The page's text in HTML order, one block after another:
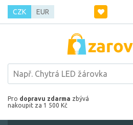
CZK EUR
Pro dopravu zdarma zbývá
nakoupit za 1 500 Kč